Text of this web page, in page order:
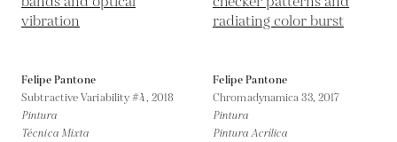
Felipe Pantone
Subtractive Variability #4, 2018
Pintura
Técnica Mixta
Felipe Pantone
Chromadynamica 33, 2017
Pintura
Pintura Acrílica